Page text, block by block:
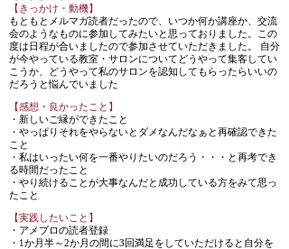
【きっかけ・動機】
もともとメルマガ読者だったので、いつか何か講座か、交流
会のようなものに参加してみたいと思っておりました。この
度は日程が合いましたので参加させていただきました。 自分
が今やっている教室・サロンについてどうやって集客してい
こうか、どうやって私のサロンを認知してもらったらいいの
だろうと悩んでいました
【感想・良かったこと】
・新しいご縁ができたこと
・やっぱりそれをやらないとダメなんだなぁと再確認できた
こと
・私はいったい何を一番やりたいのだろう・・・と再考でき
る時間だったこと
・やり続けることが大事なんだと成功している方をみて思っ
たこと
【実践したいこと】
・アメブロの読者登録
・1か月半～2か月の間に3回満足をしていただけると自分を